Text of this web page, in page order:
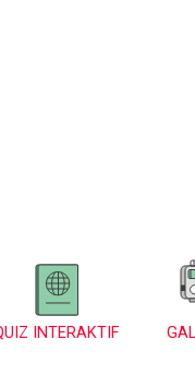
INTERAKTIF